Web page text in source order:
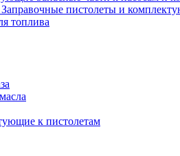
Заправочные пистолеты и
топлива
к пистолетам